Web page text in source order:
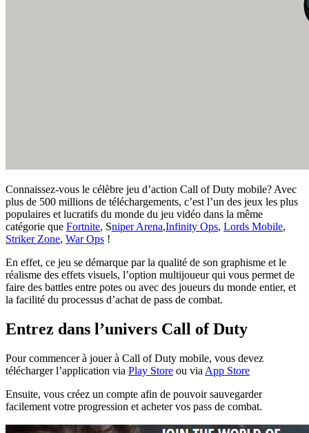
Connaissez-vous le célèbre jeu d’action Call of Duty mobile? Avec
plus de 500 millions de téléchargements, c’est l’un des jeux les plus
populaires et lucratifs du monde du jeu vidéo dans la même
catégorie que Fortnite, Sniper Arena,Infinity Ops, Lords Mobile,
Striker Zone, War Ops !
En effet, ce jeu se démarque par la qualité de son graphisme et le
réalisme des effets visuels, l’option multijoueur qui vous permet de
faire des battles entre potes ou avec des joueurs du monde entier, et
la facilité du processus d’achat de pass de combat.
Entrez dans l’univers Call of Duty
Pour commencer à jouer à Call of Duty mobile, vous devez
télécharger l’application via Play Store ou via App Store
Ensuite, vous créez un compte afin de pouvoir sauvegarder
facilement votre progression et acheter vos pass de combat.